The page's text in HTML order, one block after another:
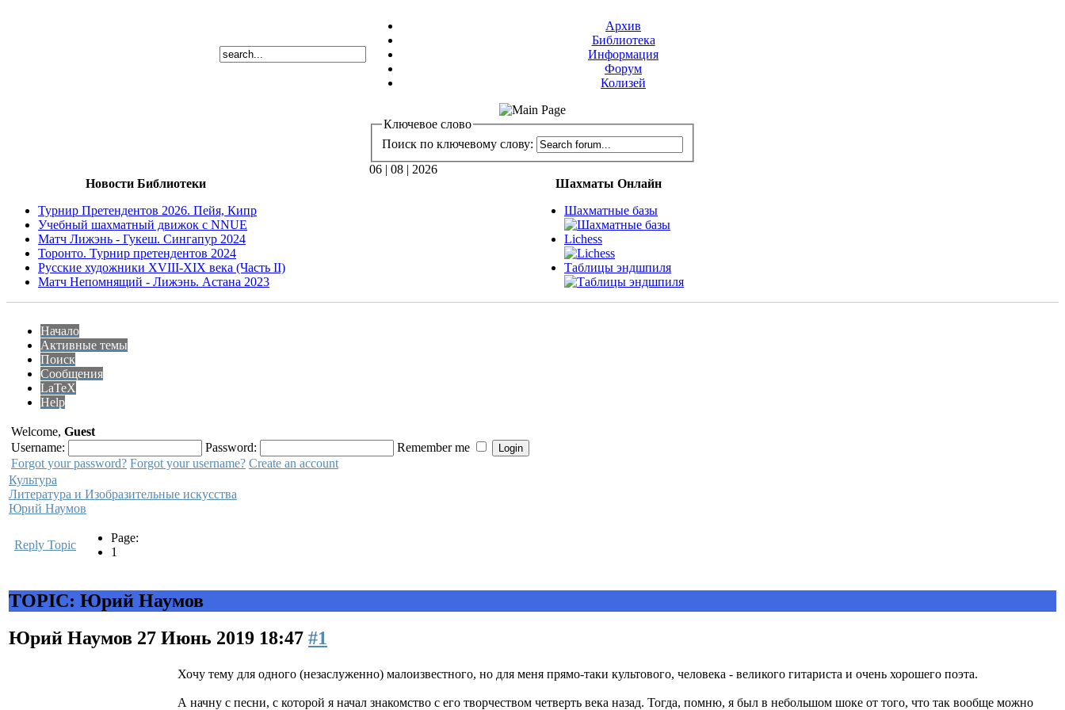
Архив
Библиотека
Информация
Форум
Колизей
Ключевое слово
Поиск по ключевому слову:
06 | 08 | 2026
Новости Библиотеки
Турнир Претендентов 2026. Пейя, Кипр
Учебный шахматный движок с NNUE
Матч Лижэнь - Гукеш. Сингапур 2024
Торонто. Турнир претендентов 2024
Русские художники XVIII-XIX века (Часть II)
Матч Непомнящий - Лижэнь. Астана 2023
Шахматы Онлайн
Шахматные базы
Lichess
Таблицы эндшпиля
Начало
Активные темы
Поиск
Сообщения
LaTeX
Help
Welcome, Guest
Username:
Password:
Remember me
Forgot your password? Forgot your username? Create an account
Культура
Литература и Изобразительные искусства
Юрий Наумов
Reply Topic
Page:
1
TOPIC: Юрий Наумов
Юрий Наумов 27 Июнь 2019 18:47 #1
Хочу тему для одного (незаслуженно) малоизвестного, но для меня прямо-таки культового, человека - великого гитариста и очень хорошего поэта.
А начну с песни, с которой я начал знакомство с его творчеством четверть века назад. Тогда, помню, я был в небольшом шоке от того, что так вообще можно